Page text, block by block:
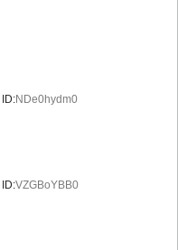
ID:NDe0hydm0
ID:VZGBoYBB0